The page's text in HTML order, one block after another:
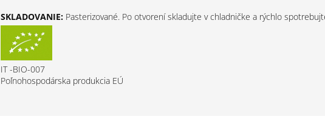
SKLADOVANIE: Pasterizované. Po otvorení skladujte v chladničke a rýchlo
IT -BIO-007
Poľnohospodárska produkcia EÚ